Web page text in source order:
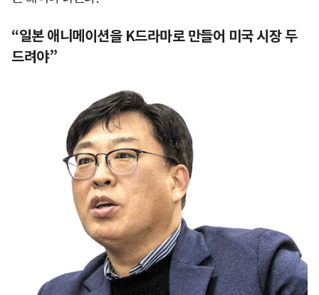
“일본 애니메이션을 K드라마로 만들어 미국 시장 두
드려야”